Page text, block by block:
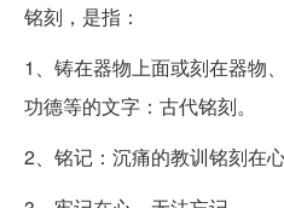
铭刻，是指：
1、铸在器物上面或刻在器物
功德等的文字：古代铭刻。
2、铭记：沉痛的教训铭刻在心